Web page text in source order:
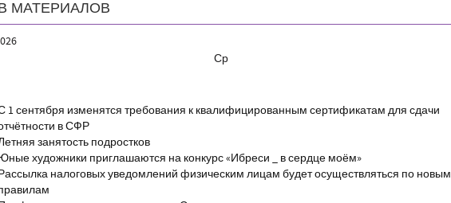
МАТЕРИАЛОВ
Ср
1 сентября изменятся требования к квалифицированным сертификатам для сдачи
в СФР
занятость подростков
художники приглашаются на конкурс «Ибреси _ в сердце моём»
налоговых уведомлений физическим лицам будет осуществляться по новым